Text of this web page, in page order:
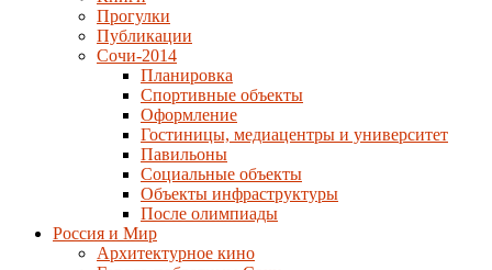
Прогулки
Публикации
Сочи-2014
Планировка
Спортивные объекты
Оформление
Гостиницы, медиацентры и университет
Павильоны
Социальные объекты
Объекты инфраструктуры
После олимпиады
Россия и Мир
Архитектурное кино